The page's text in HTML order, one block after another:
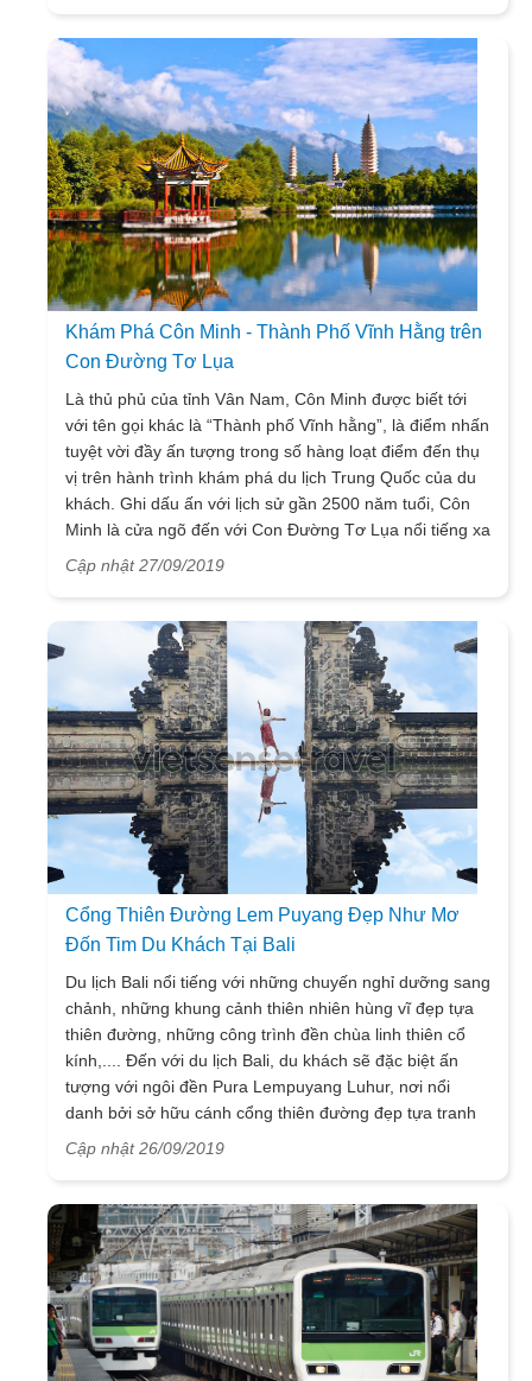
Khám Phá Côn Minh - Thành Phố Vĩnh Hằng trên
Con Đường Tơ Lụa
Là thủ phủ của tỉnh Vân Nam, Côn Minh được biết tới
với tên gọi khác là “Thành phố Vĩnh hằng”, là điểm nhấn
tuyệt vời đầy ấn tượng trong số hàng loạt điểm đến thụ
vị trên hành trình khám phá du lịch Trung Quốc của du
khách. Ghi dấu ấn với lịch sử gần 2500 năm tuổi, Côn
Minh là cửa ngõ đến với Con Đường Tơ Lụa nổi tiếng xa
xưa. Một số thông tin thú vị dưới đây mà VietSense
Cập nhật 27/09/2019
Cổng Thiên Đường Lem Puyang Đẹp Như Mơ
Đốn Tim Du Khách Tại Bali
Du lịch Bali nổi tiếng với những chuyến nghỉ dưỡng sang
chảnh, những khung cảnh thiên nhiên hùng vĩ đẹp tựa
thiên đường, những công trình đền chùa linh thiên cổ
kính,.... Đến với du lịch Bali, du khách sẽ đặc biệt ấn
tượng với ngôi đền Pura Lempuyang Luhur, nơi nổi
danh bởi sở hữu cánh cổng thiên đường đẹp tựa tranh
vẽ.
Cập nhật 26/09/2019